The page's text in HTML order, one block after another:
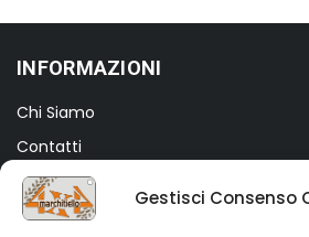
Gestisci Consenso
INFORMAZIONI
Chi Siamo
Contatti
Termini e Condizioni
Privacy Policy